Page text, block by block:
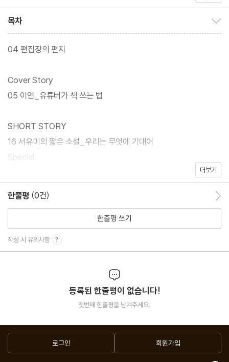
목차
04 편집장의 편지
Cover Story
05 이연_유튜버가 책 쓰는 법
SHORT STORY
16 서유미의 짧은 소설_우리는 무엇에 기대어
Special
46 작가를 만나다_손원평, 위로보다 응원하고 싶어요
50 작가를 만나다_정서경, 마침내 우리에게 도달한 로맨스
54 오늘의 작가_조예은, 달짝지근한 스릴러의 맛
58 짓궂은 인터뷰_하현, 내 안의 작가 세포에게 바치는 뇌물
64 신간을 기다립니다_아이완 작가님께
68 슬릭의 창작 일기_내 얘기만 했네, 넌 어떻게 지내?
72손보미의 오늘 밤도 정주행_<해피 밸리>
76 신유진의 글쓰는 식탁_우주의 한 귀퉁이에서
더보기
한줄평 (0건)
한줄평 쓰기
작성 시 유의사항
등록된 한줄평이 없습니다!
첫번째 한줄평을 남겨주세요.
로그인 회원가입